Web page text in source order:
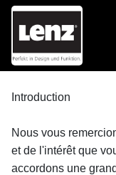
Introduction
Nous vous
et de l'intérêt que
accordons une